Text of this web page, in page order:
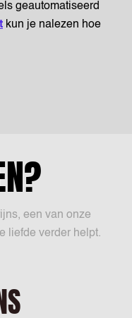
geautomatiseerd
kun je nalezen hoe
een van onze
liefde verder helpt.